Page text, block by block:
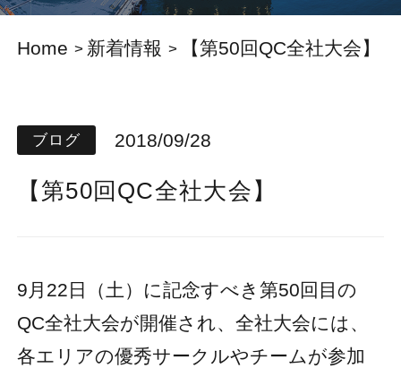
Home 新着情報 【第50回QC全社大会】
ブログ 2018/09/28
【第50回QC全社大会】
9月22日（土）に記念すべき第50回目の
QC全社大会が開催され、全社大会には、
各エリアの優秀サークルやチームが参加